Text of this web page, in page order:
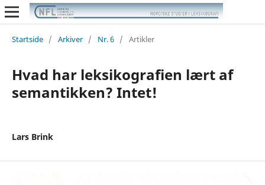
Startside / Arkiver / Nr. 6 / Artikler
Hvad har leksikografien lært af
semantikken? Intet!
Lars Brink